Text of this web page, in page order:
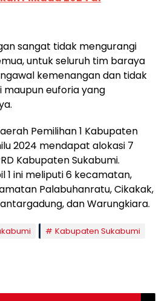
sangat tidak mengurangi
untuk seluruh tim baraya
kemenangan dan tidak
maupun euforia yang
Pemilihan 1 Kabupaten
2024 mendapat alokasi 7
Kabupaten Sukabumi.
1 ini meliputi 6 kecamatan,
Palabuhanratu, Cikakak,
dan Warungkiara.
Kabupaten Sukabumi